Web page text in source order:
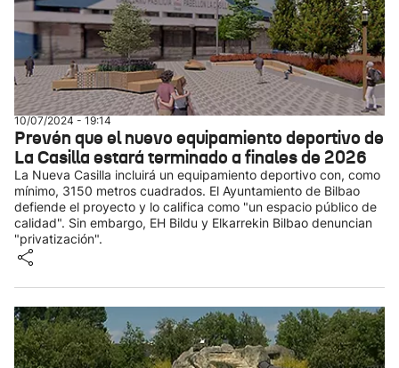
10/07/2024 - 19:14
Prevén que el nuevo equipamiento deportivo de
La Casilla estará terminado a finales de 2026
La Nueva Casilla incluirá un equipamiento deportivo con, como
mínimo, 3150 metros cuadrados. El Ayuntamiento de Bilbao
defiende el proyecto y lo califica como "un espacio público de
calidad". Sin embargo, EH Bildu y Elkarrekin Bilbao denuncian
"privatización".